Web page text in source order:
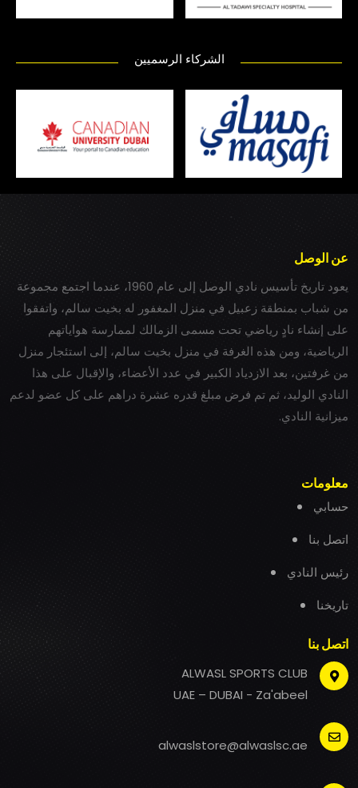
الشركاء الرسميين
عن الوصل
يعود تاريخ تأسيس نادي الوصل إلى عام 1960، عندما اجتمع مجموعة
من شباب بمنطقة زعبيل في منزل المغفور له بخيت سالم، واتفقوا
على إنشاء نادٍ رياضي تحت مسمى الزمالك لممارسة هواياتهم
الرياضية، ومن هذه الغرفة في منزل بخيت سالم، إلى استئجار منزل
من غرفتين، بعد الازدياد الكبير في عدد الأعضاء، والإقبال على هذا
النادي الوليد، ثم تم فرض مبلغ قدره عشرة دراهم على كل عضو لدعم
ميزانية النادي.
معلومات
حسابي
اتصل بنا
رئيس النادي
تاريخنا
اتصل بنا
ALWASL SPORTS CLUB
UAE – DUBAI - Za'abeel
alwaslstore@alwaslsc.ae